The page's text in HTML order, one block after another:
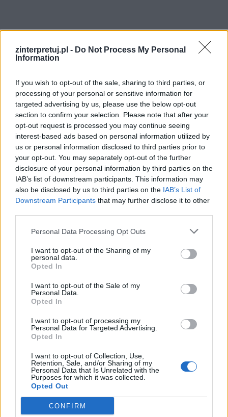
zinterpretuj.pl - Do Not Process My Personal
Information
If you wish to opt-out of the sale, sharing to third parties, or
processing of your personal or sensitive information for
targeted advertising by us, please use the below opt-out
section to confirm your selection. Please note that after your
opt-out request is processed you may continue seeing
interest-based ads based on personal information utilized by
us or personal information disclosed to third parties prior to
your opt-out. You may separately opt-out of the further
disclosure of your personal information by third parties on the
IAB’s list of downstream participants. This information may
also be disclosed by us to third parties on the IAB’s List of
Downstream Participants that may further disclose it to other
Personal Data Processing Opt Outs
I want to opt-out of the Sharing of my
personal data.
Opted In
I want to opt-out of the Sale of my
Personal Data.
Opted In
I want to opt-out of processing my
Personal Data for Targeted Advertising.
Opted In
I want to opt-out of Collection, Use,
Retention, Sale, and/or Sharing of my
Personal Data that Is Unrelated with the
Purposes for which it was collected.
Opted Out
CONFIRM
Szukaj
Pomogłeś mi odkryć, jakie to ważne. Napisz
opowiadanie o przeżytej z bohaterem wybranej